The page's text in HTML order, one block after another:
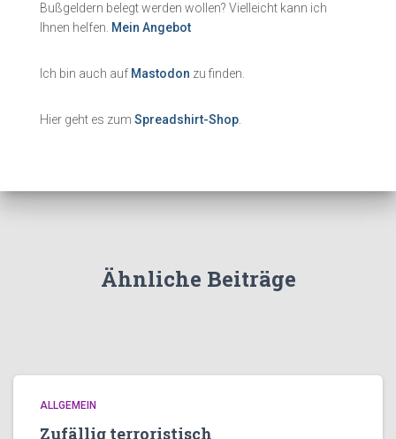
Bußgeldern belegt werden wollen? Vielleicht kann ich
Ihnen helfen. Mein Angebot
Ich bin auch auf Mastodon zu finden.
Hier geht es zum Spreadshirt-Shop
Ähnliche Beiträge
ALLGEMEIN
Zufällig terroristisch